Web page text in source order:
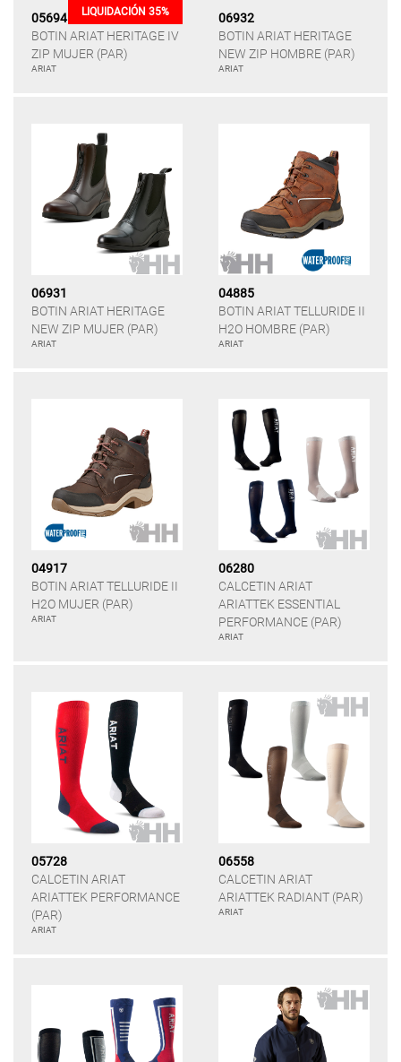
05694 LIQUIDACIÓN 35%
BOTIN ARIAT HERITAGE IV
ZIP MUJER (PAR)
ARIAT
06932
BOTIN ARIAT HERITAGE
NEW ZIP HOMBRE (PAR)
ARIAT
06931
BOTIN ARIAT HERITAGE
NEW ZIP MUJER (PAR)
ARIAT
04885
BOTIN ARIAT TELLURIDE II
H2O HOMBRE (PAR)
ARIAT
04917
BOTIN ARIAT TELLURIDE II
H2O MUJER (PAR)
ARIAT
06280
CALCETIN ARIAT
ARIATTEK ESSENTIAL
PERFORMANCE (PAR)
ARIAT
05728
CALCETIN ARIAT
ARIATTEK PERFORMANCE
(PAR)
ARIAT
06558
CALCETIN ARIAT
ARIATTEK RADIANT (PAR)
ARIAT